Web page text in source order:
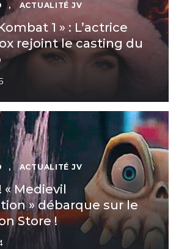
, ACTUALITÉ JV
1 » : L’actrice
rejoint le casting du
, ACTUALITÉ JV
« Medievil
» débarque sur le
Store !